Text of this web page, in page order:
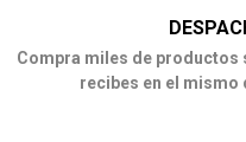
Compra miles de
recibes en el mismo